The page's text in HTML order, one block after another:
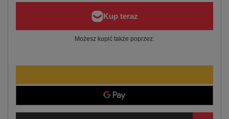
Możesz kupić także poprzez: